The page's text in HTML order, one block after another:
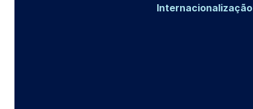
Internacionalização